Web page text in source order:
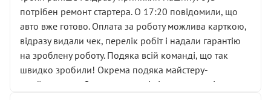
лобовим склом. Мені пояснили, що це “старі гайки, які
відкручували”, і попросили не хвилюватися. ( надіюсь
новий власник, не застяг в полі))
Але після нинішнього візиту такі дрібниці вже не
здаються дрібницями.
Я — клієнт, який працює на довірі, і саме її цей сервіс
потрібен ремонт стартера. О 17:20 повідомили, що
авто вже готово. Оплата за роботу можлива карткою,
відразу видали чек, перелік робіт і надали гарантію
на зроблену роботу. Подяка всій команді, що так
швидко зробили! Окрема подяка майстеру-
приймальнику Олександру: всі чітко та по суті.